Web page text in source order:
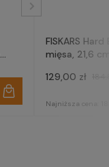
FISKARS
mięsa, 21,6
129,00 zł
Najniższa cena: